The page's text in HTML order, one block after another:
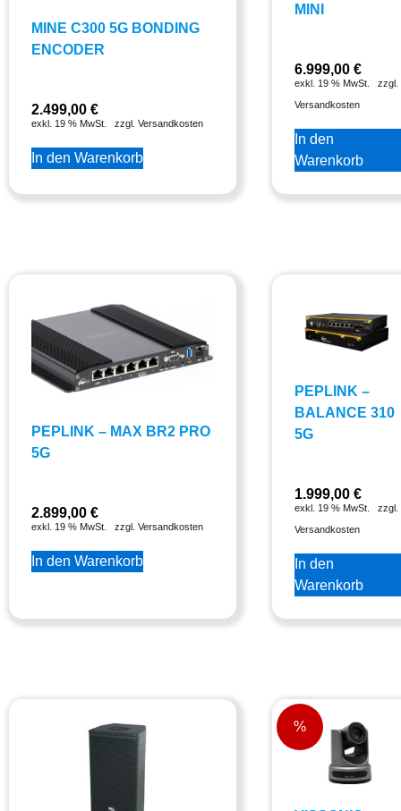
MINE C300 5G BONDING
ENCODER
2.499,00 €
exkl. 19 % MwSt. zzgl. Versandkosten
In den Warenkorb
MINI
6.999,00 €
exkl. 19 % MwSt.
zzgl.
Versandkosten
In den
Warenkorb
PEPLINK – MAX BR2 PRO
5G
2.899,00 €
exkl. 19 % MwSt. zzgl. Versandkosten
In den Warenkorb
PEPLINK –
BALANCE 310
5G
1.999,00 €
exkl. 19 % MwSt.
zzgl.
Versandkosten
In den
Warenkorb
%